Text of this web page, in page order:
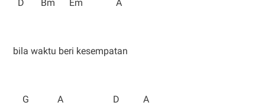
D Bm Em A
bila waktu beri kesempatan
G A D A